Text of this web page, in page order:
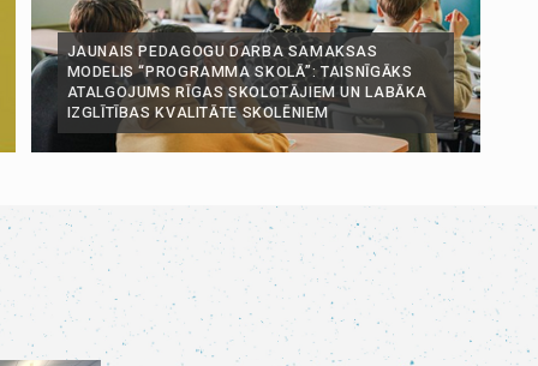
JAUNAIS PEDAGOGU DARBA SAMAKSAS
MODELIS “PROGRAMMA SKOLĀ”: TAISNĪGĀKS
ATALGOJUMS RĪGAS SKOLOTĀJIEM UN LABĀKA
IZGLĪTĪBAS KVALITĀTE SKOLĒNIEM